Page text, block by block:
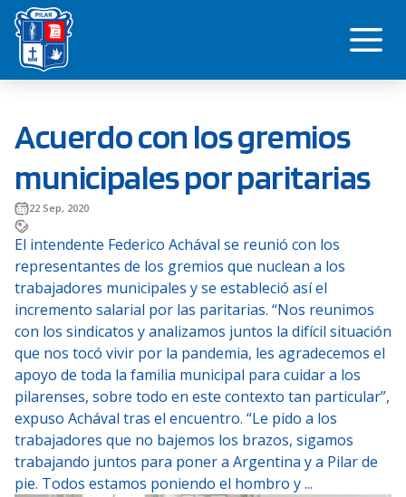
Saltar
contenido
Acuerdo con los gremios
municipales por paritarias
22 Sep, 2020
El intendente Federico Achával se reunió con los
representantes de los gremios que nuclean a los
trabajadores municipales y se estableció así el
incremento salarial por las paritarias. “Nos reunimos
con los sindicatos y analizamos juntos la difícil situación
que nos tocó vivir por la pandemia, les agradecemos el
apoyo de toda la familia municipal para cuidar a los
pilarenses, sobre todo en este contexto tan particular”,
expuso Achával tras el encuentro. “Le pido a los
trabajadores que no bajemos los brazos, sigamos
trabajando juntos para poner a Argentina y a Pilar de
pie. Todos estamos poniendo el hombro y ...